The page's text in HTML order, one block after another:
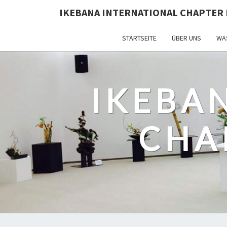
IKEBANA INTERNATIONAL
STARTSEITE ÜBER UNS